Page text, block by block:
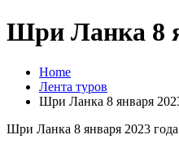
Шри Ланка 8
Home
Лента туров
Шри Ланка 8 января
Шри Ланка 8 января 2023